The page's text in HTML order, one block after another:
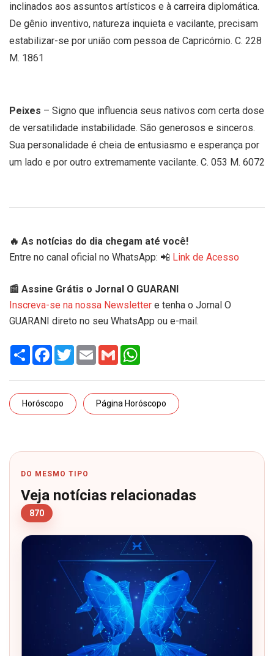
inclinados aos assuntos artísticos e à carreira diplomática.
De gênio inventivo, natureza inquieta e vacilante, precisam
estabilizar-se por união com pessoa de Capricórnio. C. 228
M. 1861
Peixes – Signo que influencia seus nativos com certa dose
de versatilidade instabilidade. São generosos e sinceros.
Sua personalidade é cheia de entusiasmo e esperança por
um lado e por outro extremamente vacilante. C. 053 M. 6072
🔥 As notícias do dia chegam até você!
Entre no canal oficial no WhatsApp: 📲 Link de Acesso
📰 Assine Grátis o Jornal O GUARANI
Inscreva-se na nossa Newsletter e tenha o Jornal O
GUARANI direto no seu WhatsApp ou e-mail.
Share Facebook
TwitterEmail Gmail
Horóscopo Página Horóscopo
DO MESMO TIPO
Veja notícias relacionadas
870